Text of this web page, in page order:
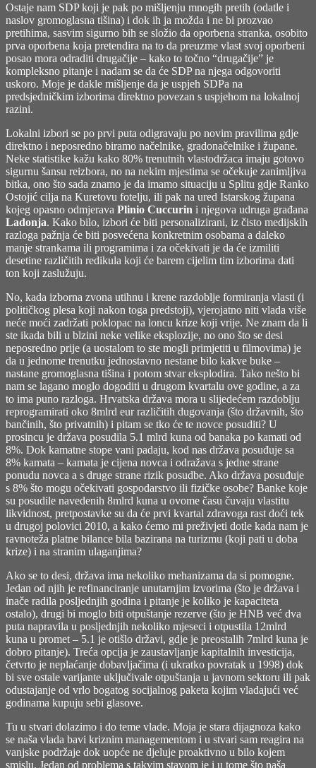
Ostaje nam SDP koji je pak po mišljenju mnogih pretih (odatle i
naslov gromoglasna tišina) i dok ih ja možda i ne bi prozvao
pretihima, sasvim sigurno bih se složio da oporbena stranka, osobito
prva oporbena koja pretendira na to da preuzme vlast svoj oporbeni
posao mora odraditi drugačije – kako to točno “drugačije” je
kompleksno pitanje i nadam se da će SDP na njega odgovoriti
uskoro. Moje je dakle mišljenje da je uspjeh SDPa na
predsjedničkim izborima direktno povezan s uspjehom na lokalnoj
razini.
Lokalni izbori se po prvi puta odigravaju po novim pravilima gdje
direktno i neposredno biramo načelnike, gradonačelnike i župane.
Neke statistike kažu kako 80% trenutnih vlastodržaca imaju gotovo
sigurnu šansu reizbora, no na nekim mjestima se očekuje zanimljiva
bitka, ono što sada znamo je da imamo situaciju u Splitu gdje Ranko
Ostojić cilja na Kuretovu fotelju, ili pak na ured Istarskog župana
kojeg opasno odmjerava Plinio Cuccurin i njegova udruga građana
Ladonja. Kako bilo, izbori će biti personalizirani, iz čisto medijskih
razloga pažnja će biti posvećena konkretnim osobama a daleko
manje strankama ili programima i za očekivati je da će izmiliti
desetine različitih redikula koji će barem cijelim tim izborima dati
ton koji zaslužuju.
No, kada izborna zvona utihnu i krene razdoblje formiranja vlasti (i
političkog plesa koji nakon toga predstoji), vjerojatno niti vlada više
neće moći zadržati poklopac na loncu krize koji vrije. Ne znam da li
ste ikada bili u blzini neke velike eksplozije, no ono što se desi
neposredno prije (a uostalom to ste mogli primjetiti u filmovima) je
da u jednome trenutku jednostavno nestane bilo kakve buke –
nastane gromoglasna tišina i potom stvar eksplodira. Tako nešto bi
nam se lagano moglo dogoditi u drugom kvartalu ove godine, a za
to ima puno razloga. Hrvatska država mora u slijedećem razdoblju
reprogramirati oko 8mlrd eur različitih dugovanja (što državnih, što
bančinih, što privatnih) i pitam se tko će te novce posuditi? U
prosincu je država posudila 5.1 mlrd kuna od banaka po kamati od
8%. Dok kamatne stope vani padaju, kod nas država posuđuje sa
8% kamata – kamata je cijena novca i odražava s jedne strane
ponudu novca a s druge strane rizik posudbe. Ako država posuđuje
s 8% što mogu očekivati gospodarstvo ili fizičke osobe? Banke koje
su posudile navedenih 8mlrd kuna u ovome času čuvaju vlastitu
likvidnost, pretpostavke su da će prvi kvartal zdravoga rast doći tek
u drugoj polovici 2010, a kako ćemo mi preživjeti dotle kada nam je
ravnoteža platne bilance bila bazirana na turizmu (koji pati u doba
krize) i na stranim ulaganjima?
Ako se to desi, država ima nekoliko mehanizama da si pomogne.
Jedan od njih je refinanciranje unutarnjim izvorima (što je država i
inače radila posljednjih godina i pitanje je koliko je kapaciteta
ostalo), drugi bi moglo biti otpuštanje rezerve (što je HNB već dva
puta napravila u posljednjih nekoliko mjeseci i otpustila 12mlrd
kuna u promet – 5.1 je otišlo državi, gdje je preostalih 7mlrd kuna je
dobro pitanje). Treća opcija je zaustavljanje kapitalnih investicija,
četvrto je neplaćanje dobavljačima (i ukratko povratak u 1998) dok
bi sve ostale varijante uključivale otpuštanja u javnom sektoru ili pak
odustajanje od vrlo bogatog socijalnog paketa kojim vladajući već
godinama kupuju sebi glasove.
Tu u stvari dolazimo i do teme vlade. Moja je stara dijagnoza kako
se naša vlada bavi kriznim managementom i u stvari sam reagira na
vanjske podržaje dok uopće ne djeluje proaktivno u bilo kojem
smislu. Jedan od problema s takvim stavom je i u tome što naša